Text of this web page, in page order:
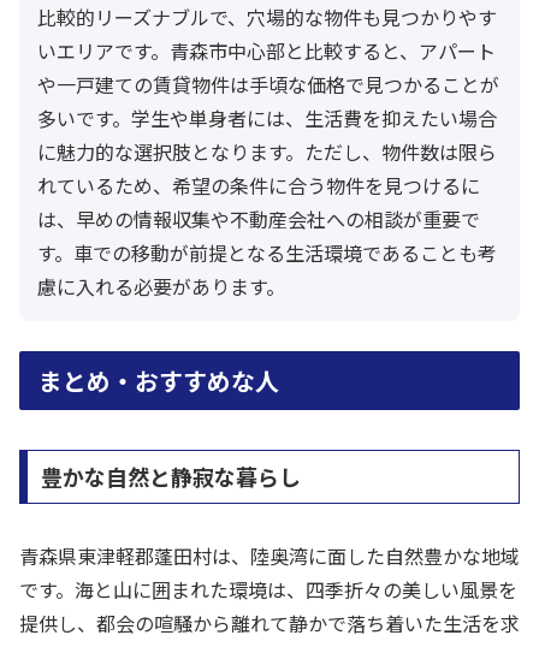
比較的リーズナブルで、穴場的な物件も見つかりやす
いエリアです。青森市中心部と比較すると、アパート
や一戸建ての賃貸物件は手頃な価格で見つかることが
多いです。学生や単身者には、生活費を抑えたい場合
に魅力的な選択肢となります。ただし、物件数は限ら
れているため、希望の条件に合う物件を見つけるに
は、早めの情報収集や不動産会社への相談が重要で
す。車での移動が前提となる生活環境であることも考
慮に入れる必要があります。
まとめ・おすすめな人
豊かな自然と静寂な暮らし
青森県東津軽郡蓬田村は、陸奥湾に面した自然豊かな地域
です。海と山に囲まれた環境は、四季折々の美しい風景を
提供し、都会の喧騒から離れて静かで落ち着いた生活を求